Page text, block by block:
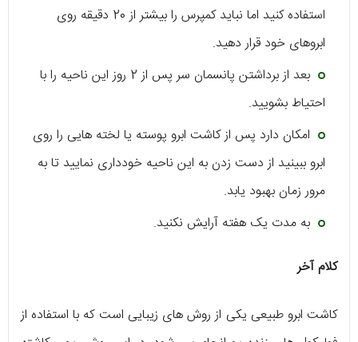
استفاده کنید اما نباید کمپرس را بیشتر از 20 دقیقه روی
ابروهای خود قرار دهید.
بعد از برداشتن پانسمان سر پس از 2 روز این ناحیه را با
احتیاط بشویید.
امکان دارد پس از کاشت ابرو پوسته یا لخته هایی را روی
ابرو ببینید از دست زدن به این ناحیه خودداری نمایید تا به
مرور زمان بهبود یابد.
به مدت یک هفته آرایش نکنید.
کلام آخر
کاشت ابرو طبیعی یکی از روش های زیبایی است که با استفاده از